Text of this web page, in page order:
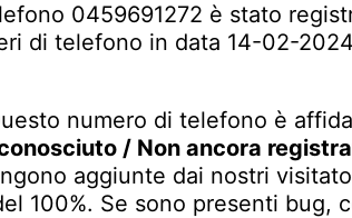
0459691272 è stato
di telefono in data 14-02-
numero di telefono è
/ Non ancora
aggiunte dai nostri
100%. Se sono presenti bug,